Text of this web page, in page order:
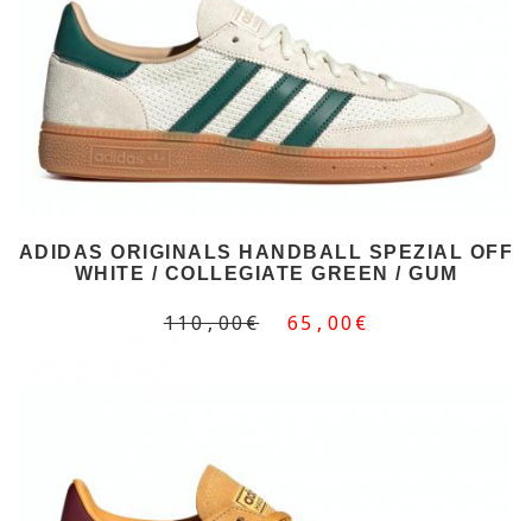
ADIDAS ORIGINALS HANDBALL SPEZIAL OFF
WHITE / COLLEGIATE GREEN / GUM
110,00€ 65,00€